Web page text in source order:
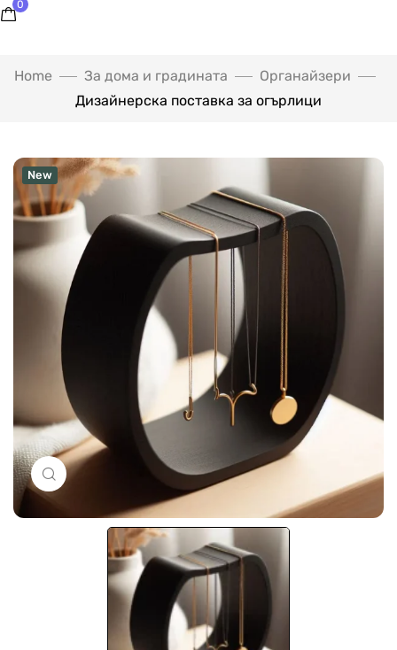
0
Home За дома и градината
Органайзери
Дизайнерска поставка за огърлици
New
Click to enlarge